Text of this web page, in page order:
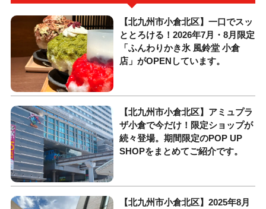
【北九州市小倉北区】一口でスッ
ととろける！2026年7月・8月限定
「ふんわりかき氷 風鈴堂 小倉
店」がOPENしています。
【北九州市小倉北区】アミュプラ
ザ小倉で今だけ！限定ショップが
続々登場。期間限定のPOP UP
SHOPをまとめてご紹介です。
【北九州市小倉北区】2025年8月